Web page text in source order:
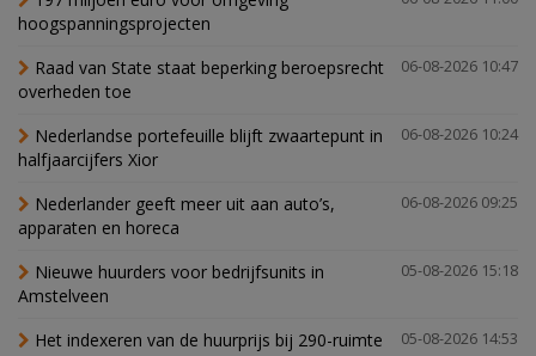
hoogspanningsprojecten
06-08-2026 10:47
Raad van State staat beperking beroepsrecht
overheden toe
06-08-2026 10:24
Nederlandse portefeuille blijft zwaartepunt in
halfjaarcijfers Xior
06-08-2026 09:25
Nederlander geeft meer uit aan auto’s,
apparaten en horeca
05-08-2026 15:18
Nieuwe huurders voor bedrijfsunits in
Amstelveen
05-08-2026 14:53
Het indexeren van de huurprijs bij 290-ruimte